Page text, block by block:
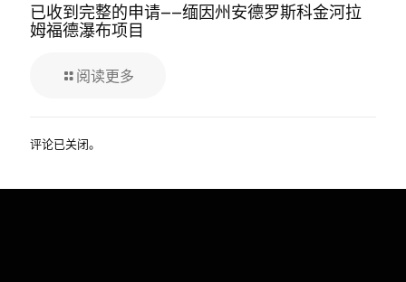
已收到完整的申请——缅因州安德罗斯科金河拉
姆福德瀑布项目
阅读更多
评论已关闭。